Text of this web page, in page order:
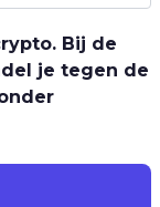
Bij de
je tegen de